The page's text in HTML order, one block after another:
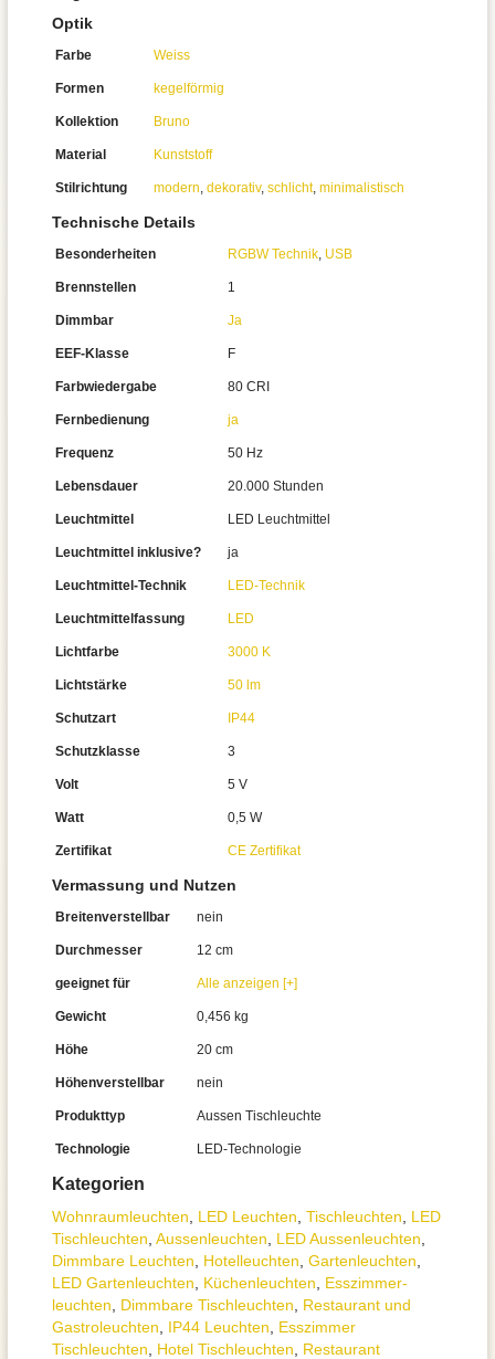
Kategorien
Wohnraum­leuchten LED Leuchten Tisch­leuchten
LED
Tischleuchten Aussen­leuchten LED Aussenleuchten
Dimmbare Leuchten
Hotelleuchten Gartenleuchten
LED Gartenleuchten
Küchenleuchten
Esszimmer­­
leuchten
Dimmbare Tischleuchten
Restaurant und
Gastroleuchten
IP44 Leuchten
Esszimmer
Tischleuchten
Hotel Tischleuchten
Restaurant
Optik
Farbe Weiss
Formen kegelförmig
Kollektion Bruno
Material Kunststoff
Stilrichtung modern, dekorativ, schlicht, minimalistisch
Technische Details
Besonderheiten RGBW Technik, USB
Brennstellen 1
Dimmbar Ja
EEF-Klasse F
Farbwiedergabe 80 CRI
Fernbedienung ja
Frequenz 50 Hz
Lebensdauer 20.000 Stunden
Leuchtmittel LED Leuchtmittel
Leuchtmittel inklusive? ja
Leuchtmittel-Technik LED-Technik
Leuchtmittelfassung LED
Lichtfarbe 3000 K
Lichtstärke 50 lm
Schutzart IP44
Schutzklasse 3
Volt 5 V
Watt 0,5 W
Zertifikat CE Zertifikat
Vermassung und Nutzen
Breitenverstellbar nein
Durchmesser 12 cm
geeignet für Alle anzeigen [+]
Gewicht 0,456 kg
Höhe 20 cm
Höhenverstellbar nein
Produkttyp Aussen Tischleuchte
Technologie LED-Technologie